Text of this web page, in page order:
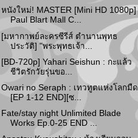
หนังใหม่! MASTER [Mini HD 1080p]
Paul Blart Mall C...
[มหากาพย์ละครซีรีส์ ตำนานพุทธ
ประวัติ] "พระพุทธเจ้า...
[BD-720p] Yahari Seishun : กะแล้ว
ชีวิตรักวัยรุ่นขอ...
Owari no Seraph : เทวทูตแห่งโลกมืด
[EP 1-12 END][ซ...
Fate/stay night Unlimited Blade
Works Ep.0-25 END ...